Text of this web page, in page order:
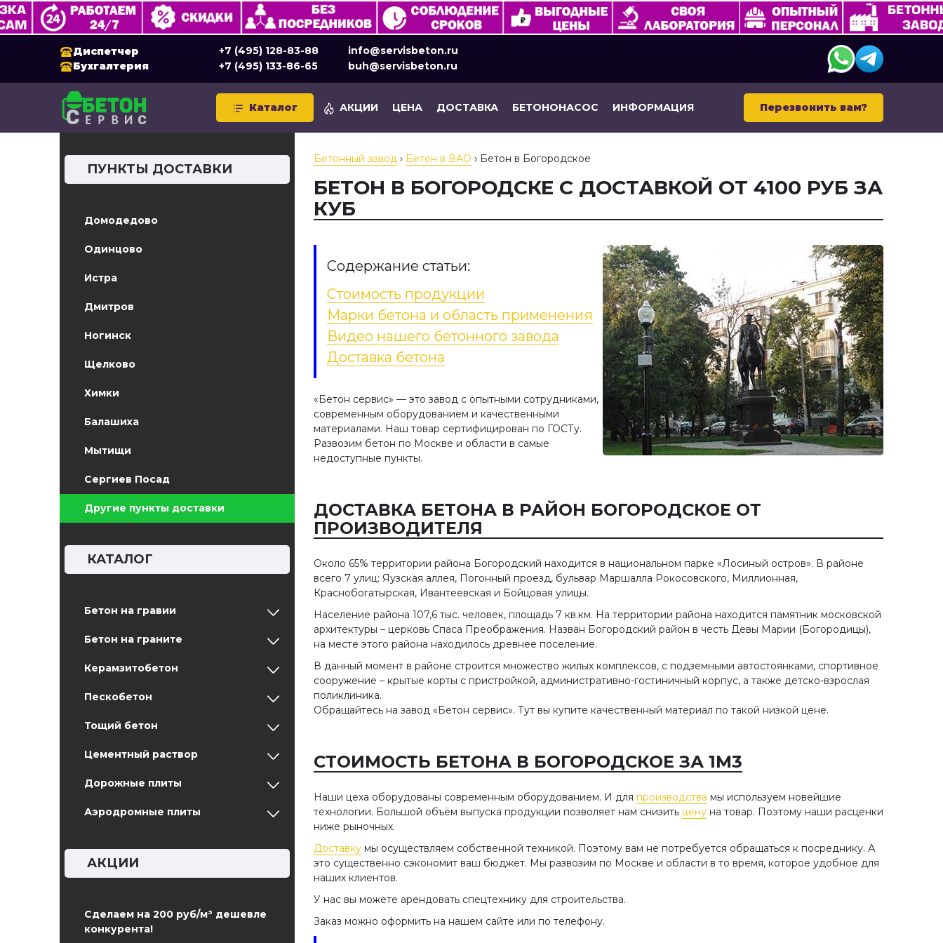
Диспетчер
Бухгалтерия
+7 (495) 128-83-88
+7 (495) 133-86-65
info@servisbeton.ru
buh@servisbeton.ru
Каталог АКЦИИ ЦЕНА ДОСТАВКА БЕТОНОНАСОС ИНФОРМАЦИЯ Перезвонить вам?
ПУНКТЫ ДОСТАВКИ
Домодедово
Одинцово
Истра
Дмитров
Ногинск
Щелково
Химки
Балашиха
Мытищи
Сергиев Посад
Другие пункты доставки
КАТАЛОГ
Бетон на гравии
Бетон на граните
Керамзитобетон
Пескобетон
Тощий бетон
Цементный раствор
Дорожные плиты
Аэродромные плиты
АКЦИИ
Сделаем на 200 руб/м³ дешевле
конкурента!
Бетонный завод › Бетон в ВАО › Бетон в Богородское
БЕТОН В БОГОРОДСКЕ С ДОСТАВКОЙ ОТ 4100 РУБ ЗА
КУБ
Содержание статьи:
Стоимость продукции
Марки бетона и область применения
Видео нашего бетонного завода
Доставка бетона
«Бетон сервис» — это завод с опытными сотрудниками,
современным оборудованием и качественными
материалами. Наш товар сертифицирован по ГОСТу.
Развозим бетон по Москве и области в самые
недоступные пункты.
ДОСТАВКА БЕТОНА В РАЙОН БОГОРОДСКОЕ ОТ
ПРОИЗВОДИТЕЛЯ
Около 65% территории района Богородский находится в национальном парке «Лосиный остров». В районе
всего 7 улиц: Яузская аллея, Погонный проезд, бульвар Маршалла Рокосовского, Миллионная,
Краснобогатырская, Ивантеевская и Бойцовая улицы.
Население района 107,6 тыс. человек, площадь 7 кв.км. На территории района находится памятник московской
архитектуры – церковь Спаса Преображения. Назван Богородский район в честь Девы Марии (Богородицы),
на месте этого района находилось древнее поселение.
В данный момент в районе строится множество жилых комплексов, с подземными автостоянками, спортивное
сооружение – крытые корты с пристройкой, административно-гостиничный корпус, а также детско-взрослая
поликлиника.
Обращайтесь на завод «Бетон сервис». Тут вы купите качественный материал по такой низкой цене.
СТОИМОСТЬ БЕТОНА В БОГОРОДСКОЕ ЗА 1М3
Наши цеха оборудованы современным оборудованием. И для производства мы используем новейшие
технологии. Большой объём выпуска продукции позволяет нам снизить цену на товар. Поэтому наши расценки
ниже рыночных.
Доставку мы осуществляем собственной техникой. Поэтому вам не потребуется обращаться к посреднику. А
это существенно сэкономит ваш бюджет. Мы развозим по Москве и области в то время, которое удобное для
наших клиентов.
У нас вы можете арендовать спецтехнику для строительства.
Заказ можно оформить на нашем сайте или по телефону.